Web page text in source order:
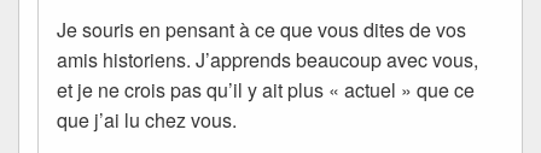
Je souris en pensant à ce que vous dites de vos
amis historiens. J’apprends beaucoup avec vous,
et je ne crois pas qu’il y ait plus « actuel » que ce
que j’ai lu chez vous.